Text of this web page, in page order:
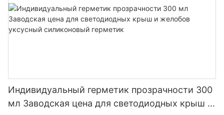
Индивидуальный герметик прозрачности 300
мл Заводская цена для светодиодных крыш и